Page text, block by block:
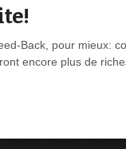
Back, pour mieux:
encore plus de